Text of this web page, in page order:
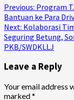
Continue
Reading
Previous: Program
Bantuan ke Para
Next: Kolaborasi
Seguring Betung,
PKB/SWDKLLJ
Leave a Reply
Your email address
marked*